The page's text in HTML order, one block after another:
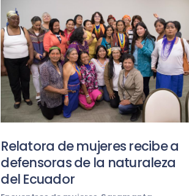
Relatora de mujeres recibe a
defensoras de la naturaleza
del Ecuador